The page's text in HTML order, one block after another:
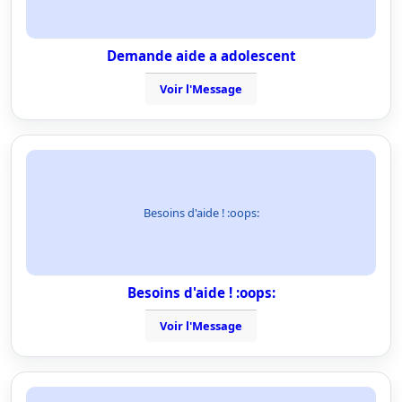
Demande aide a adolescent
Voir l'Message
Besoins d'aide ! :oops:
Besoins d'aide ! :oops:
Voir l'Message